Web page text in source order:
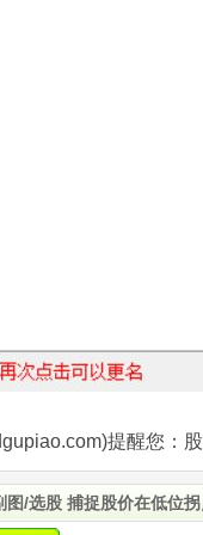
提醒您：
图/选股 捕捉股价在低位